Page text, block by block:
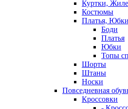
Куртки,
Костюмы
Платья,
Боди
Платья
Юбки
Топы
Шорты
Штаны
Носки
Повседневная
Кроссовки